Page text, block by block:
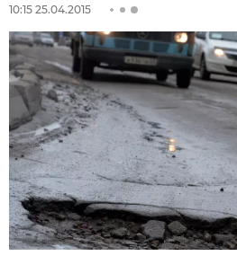
10:15 25.04.2015